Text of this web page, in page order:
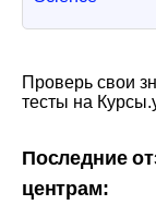
Проверь свои
тесты на
Последние
центрам: